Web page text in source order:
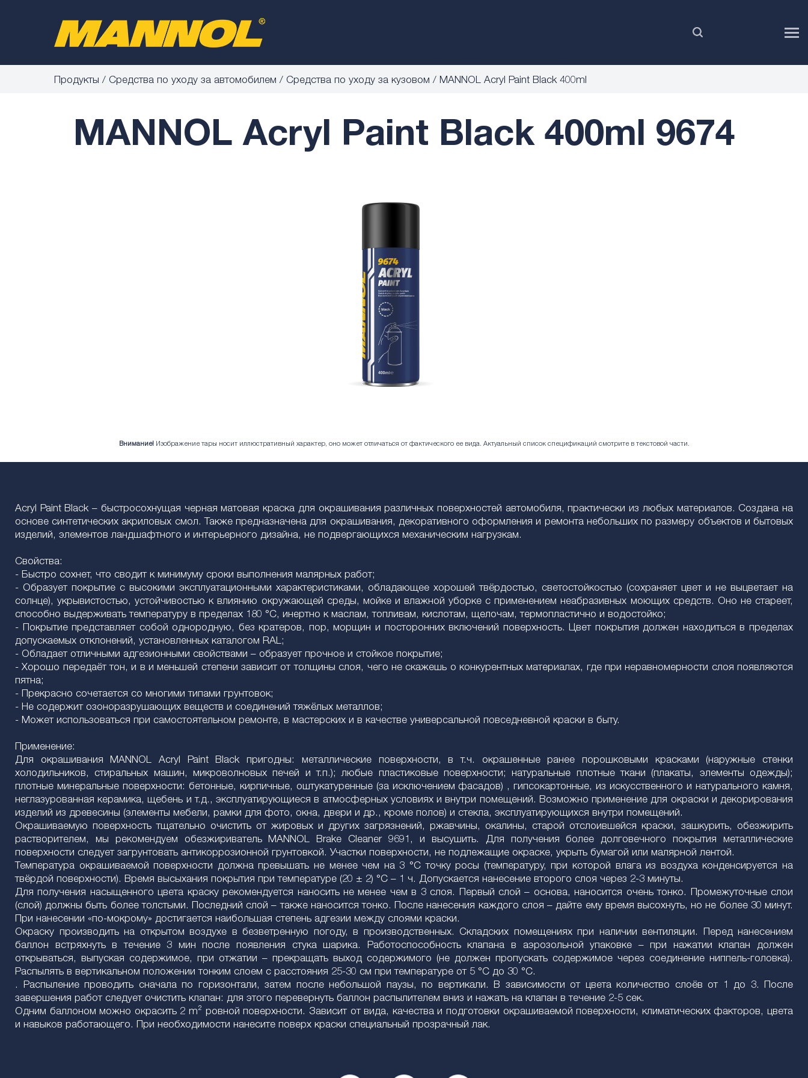
Продукты Средства по уходу за автомобилем Средства по уходу за кузовом MANNOL Acryl Paint Black 400ml
MANNOL Acryl Paint Black 400ml 9674
Внимание! Изображение тары носит иллюстративный характер, оно может отличаться от фактического ее вида. Актуальный список спецификаций смотрите в текстовой части.
Acryl Paint Black – быстросохнущая черная матовая краска для окрашивания различных поверхностей автомобиля, практически из любых материалов. Создана на
основе синтетических акриловых смол. Также предназначена для окрашивания, декоративного оформления и ремонта небольших по размеру объектов и бытовых
изделий, элементов ландшафтного и интерьерного дизайна, не подвергающихся механическим нагрузкам.
Свойства:
- Быстро сохнет, что сводит к минимуму сроки выполнения малярных работ;
- Образует покрытие с высокими эксплуатационными характеристиками, обладающее хорошей твёрдостью, светостойкостью (сохраняет цвет и не выцветает на
солнце), укрывистостью, устойчивостью к влиянию окружающей среды, мойке и влажной уборке с применением неабразивных моющих средств. Оно не стареет,
способно выдерживать температуру в пределах 180 °С, инертно к маслам, топливам, кислотам, щелочам, термопластично и водостойко;
- Покрытие представляет собой однородную, без кратеров, пор, морщин и посторонних включений поверхность. Цвет покрытия должен находиться в пределах
допускаемых отклонений, установленных каталогом RAL;
- Обладает отличными адгезионными свойствами – образует прочное и стойкое покрытие;
- Хорошо передаёт тон, и в и меньшей степени зависит от толщины слоя, чего не скажешь о конкурентных материалах, где при неравномерности слоя появляются
пятна;
- Прекрасно сочетается со многими типами грунтовок;
- Не содержит озоноразрушающих веществ и соединений тяжёлых металлов;
- Может использоваться при самостоятельном ремонте, в мастерских и в качестве универсальной повседневной краски в быту.
Применение:
Для окрашивания MANNOL Acryl Paint Black пригодны: металлические поверхности, в т.ч. окрашенные ранее порошковыми красками (наружные стенки
холодильников, стиральных машин, микроволновых печей и т.п.); любые пластиковые поверхности; натуральные плотные ткани (плакаты, элементы одежды);
плотные минеральные поверхности: бетонные, кирпичные, оштукатуренные (за исключением фасадов) , гипсокартонные, из искусственного и натурального камня,
неглазурованная керамика, щебень и т.д., эксплуатирующиеся в атмосферных условиях и внутри помещений. Возможно применение для окраски и декорирования
изделий из древесины (элементы мебели, рамки для фото, окна, двери и др., кроме полов) и стекла, эксплуатирующихся внутри помещений.
Окрашиваемую поверхность тщательно очистить от жировых и других загрязнений, ржавчины, окалины, старой отслоившейся краски, зашкурить, обезжирить
растворителем, мы рекомендуем обезжириватель MANNOL Brake Cleaner 9691, и высушить. Для получения более долговечного покрытия металлические
поверхности следует загрунтовать антикоррозионной грунтовкой. Участки поверхности, не подлежащие окраске, укрыть бумагой или малярной лентой.
Температура окрашиваемой поверхности должна превышать не менее чем на 3 °С точку росы (температуру, при которой влага из воздуха конденсируется на
твёрдой поверхности). Время высыхания покрытия при температуре (20 ± 2) °C – 1 ч. Допускается нанесение второго слоя через 2-3 минуты.
Для получения насыщенного цвета краску рекомендуется наносить не менее чем в 3 слоя. Первый слой – основа, наносится очень тонко. Промежуточные слои
(слой) должны быть более толстыми. Последний слой – также наносится тонко. После нанесения каждого слоя – дайте ему время высохнуть, но не более 30 минут.
При нанесении «по-мокрому» достигается наибольшая степень адгезии между слоями краски.
Окраску производить на открытом воздухе в безветренную погоду, в производственных. Складских помещениях при наличии вентиляции. Перед нанесением
баллон встряхнуть в течение 3 мин после появления стука шарика. Работоспособность клапана в аэрозольной упаковке – при нажатии клапан должен
открываться, выпуская содержимое, при отжатии – прекращать выход содержимого (не должен пропускать содержимое через соединение ниппель-головка).
Распылять в вертикальном положении тонким слоем с расстояния 25-30 см при температуре от 5 °C до 30 °C.
. Распыление проводить сначала по горизонтали, затем после небольшой паузы, по вертикали. В зависимости от цвета количество слоёв от 1 до 3. После
завершения работ следует очистить клапан: для этого перевернуть баллон распылителем вниз и нажать на клапан в течение 2-5 сек.
Одним баллоном можно окрасить 2 m² ровной поверхности. Зависит от вида, качества и подготовки окрашиваемой поверхности, климатических факторов, цвета
и навыков работающего. При необходимости нанесите поверх краски специальный прозрачный лак.